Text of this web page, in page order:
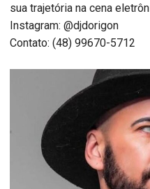
sua trajetória na cena
Instagram: @djdorigon
Contato: (48) 99670-5712